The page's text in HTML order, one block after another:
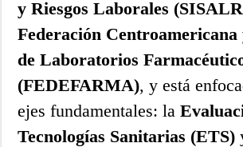
y Riesgos Laborales
Federación
de Laboratorios
(FEDEFARMA), y está
ejes fundamentales: la
Tecnologías Sanitarias (ETS)